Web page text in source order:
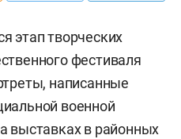
этап творческих
фестиваля
написанные
военной
выставках в районных